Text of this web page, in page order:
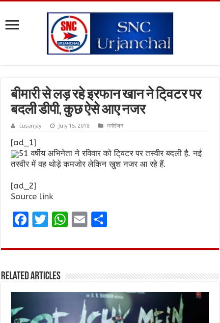
बीमारी से लड़ रहे इरफान खान ने टि्वटर पर
बदली डीपी, कुछ ऐसे आए नजर
cusanjay July 15, 2018 मनोरंजन
[ad_1]
51 वर्षीय अभिनेता ने रविवार को टि्वटर पर तस्वीर बदली है. नई
तस्वीर में वह थोड़े कमजोर लेकिन खुश नजर आ रहे हैं.
[ad_2]
Source link
F
ce
o
o
k
T
it
r
W
at
A
p
p
E
ai ar
Related Articles